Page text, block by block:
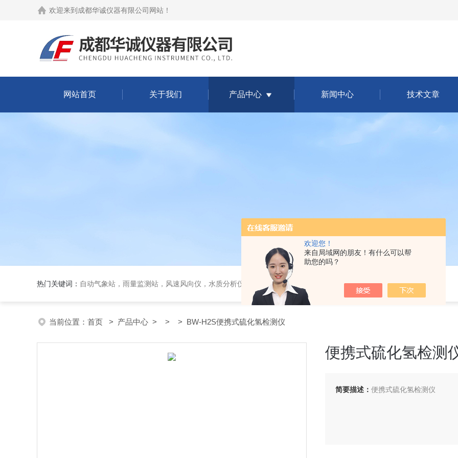
欢迎您！
来自局域网的朋友！有什么可以帮
助您的吗？
欢迎来到 成都华诚仪器有限公司网站 ！
网站首页 关于我们 产品中心 新闻中心 技术文章
热门关键词： 自动气象站，雨量监测站，风速风向仪，水质分析仪，气体分析报警器，
当前位置： 首页 > 产品中心 > > > BW-H2S便携式硫化氢检测仪
便携式硫化氢检测
简要描述： 便携式硫化氢检测仪